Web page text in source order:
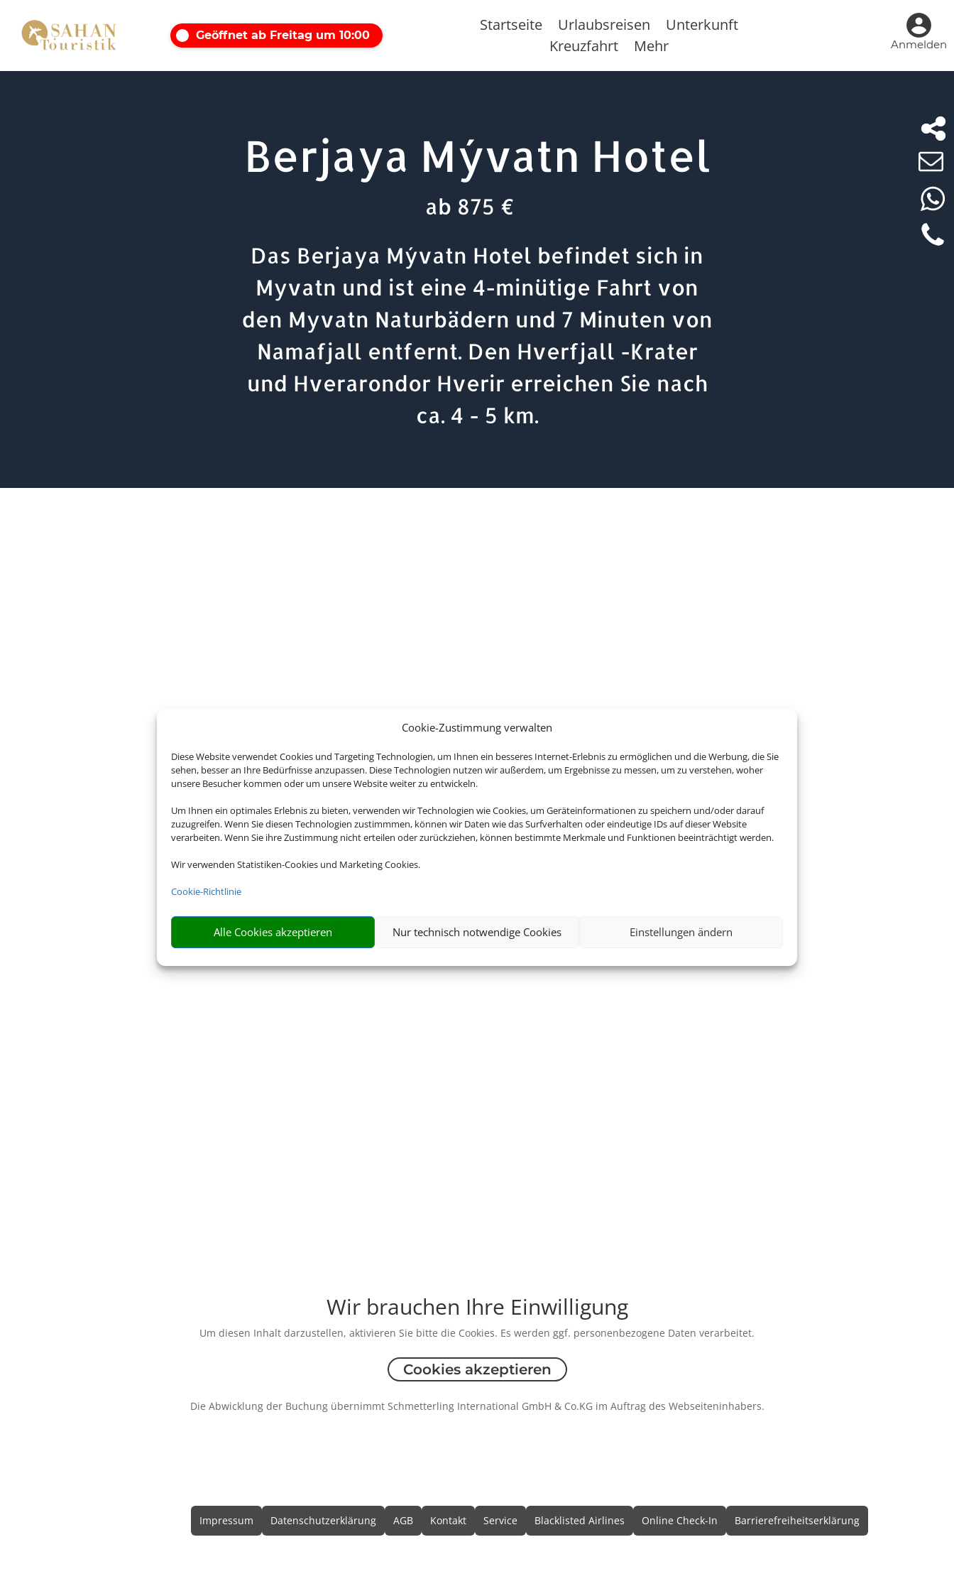
Cookie-Zustimmung verwalten
Diese Website verwendet Cookies und Targeting Technologien, um Ihnen ein besseres Internet-Erlebnis zu ermöglichen und die Werbung, die Sie
sehen, besser an Ihre Bedürfnisse anzupassen. Diese Technologien nutzen wir außerdem, um Ergebnisse zu messen, um zu verstehen, woher
unsere Besucher kommen oder um unsere Website weiter zu entwickeln.
Um Ihnen ein optimales Erlebnis zu bieten, verwenden wir Technologien wie Cookies, um Geräteinformationen zu speichern und/oder darauf
zuzugreifen. Wenn Sie diesen Technologien zustimmmen, können wir Daten wie das Surfverhalten oder eindeutige IDs auf dieser Website
verarbeiten. Wenn Sie ihre Zustimmung nicht erteilen oder zurückziehen, können bestimmte Merkmale und Funktionen beeinträchtigt werden.
Wir verwenden Statistiken-Cookies und Marketing Cookies.
Cookie-Richtlinie
Alle Cookies akzeptieren Nur technisch notwendige Cookies Einstellungen ändern
Geöffnet ab Freitag um 10:00
Startseite Urlaubsreisen
Unterkunft
Kreuzfahrt
Mehr Anmelden
Berjaya Mývatn Hotel
ab 875 €
Das Berjaya Mývatn Hotel befindet sich in
Myvatn und ist eine 4-minütige Fahrt von
den Myvatn Naturbädern und 7 Minuten von
Namafjall entfernt. Den Hverfjall -Krater
und Hverarondor Hverir erreichen Sie nach
ca. 4 - 5 km.
Wir brauchen Ihre Einwilligung
Um diesen Inhalt darzustellen, aktivieren Sie bitte die Cookies. Es werden ggf. personenbezogene Daten verarbeitet.
Cookies akzeptieren
Die Abwicklung der Buchung übernimmt Schmetterling International GmbH & Co.KG im Auftrag des Webseiteninhabers.
Impressum Datenschutzerklärung AGB Kontakt Service Blacklisted Airlines Online Check-In Barrierefreiheitserklärung